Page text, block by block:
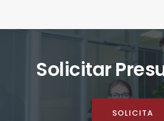
Solicitar
SOLICITA